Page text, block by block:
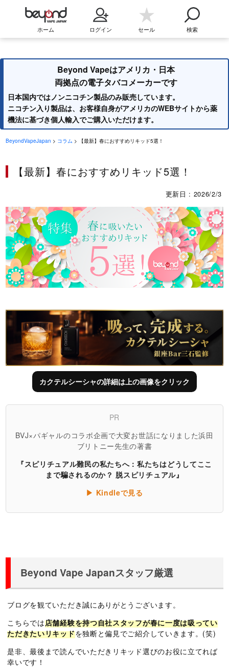
ホーム ログイン セール 検索
Beyond Vapeはアメリカ・日本
両拠点の電子タバコメーカーです
日本国内ではノンニコチン製品のみ販売しています。
ニコチン入り製品は、お客様自身がアメリカのWEBサイトから薬
機法に基づき個人輸入でご購入いただけます。
BeyondVapeJapan > コラム > 【最新】春におすすめリキッド5選！
【最新】春におすすめリキッド5選！
更新日 : 2026/2/3
カクテルシーシャの詳細は上の画像をクリック
PR
BVJ×パギャルのコラボ企画で大変お世話になりました浜田
ブリトニー先生の著書
『スピリチュアル難民の私たちへ：私たちはどうしてここ
まで騙されるのか？ 脱スピリチュアル』
▶ Kindleで見る
Beyond Vape Japanスタッフ厳選
ブログを観ていただき誠にありがとうございます。
こちらでは店舗経験を持つ自社スタッフが春に一度は吸ってい
ただきたいリキッドを独断と偏見でご紹介していきます。(笑)
是非、最後まで読んでいただきリキッド選びのお役に立てれば
幸いです！